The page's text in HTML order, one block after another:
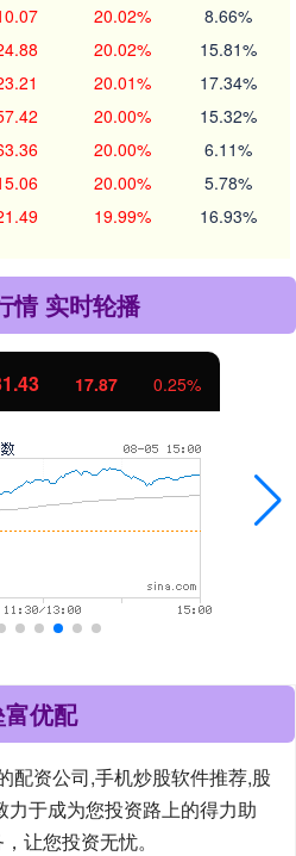
20.02% 8.66%
20.02% 15.81%
20.01% 17.34%
20.00% 15.32%
20.00% 6.11%
20.00% 5.78%
19.99% 16.93%
情 实时轮播
17.87 0.25%
优配
配资公司,手机炒股软件推荐,股
于成为您投资路上的得力助
让您投资无忧。